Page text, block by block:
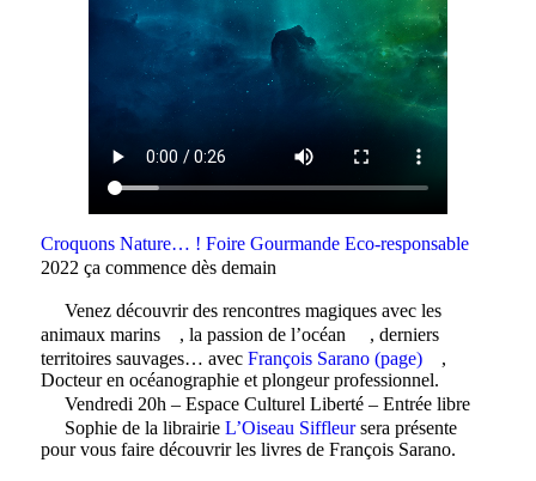
Croquons Nature… ! Foire Gourmande Eco-responsable
2022 ça commence dès demain
Venez découvrir des rencontres magiques avec les
animaux marins
, la passion de l’océan
, derniers
territoires sauvages… avec François Sarano (page)
,
Docteur en océanographie et plongeur professionnel.
Vendredi 20h – Espace Culturel Liberté – Entrée libre
Sophie de la librairie L’Oiseau Siffleursera présente
pour vous faire découvrir les livres de François Sarano.